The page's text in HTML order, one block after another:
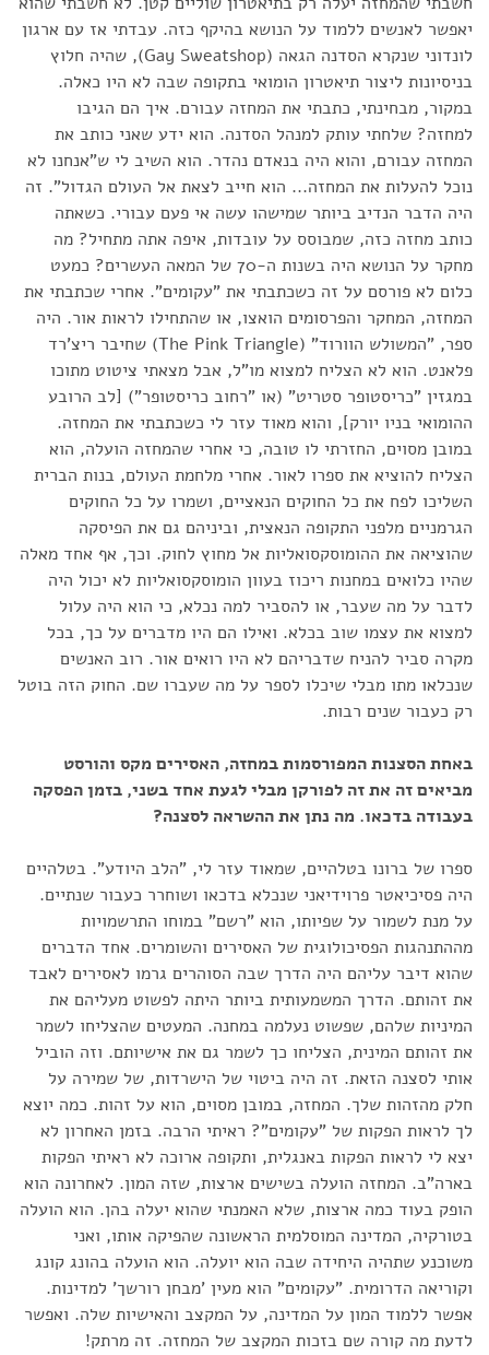
יאפשר לאנשים ללמוד על הנושא בהיקף כזה. עבדתי אז עם ארגון
לונדוני שנקרא הסדנה הגאה (Gay Sweatshop), שהיה חלוץ
בניסיונות ליצור תיאטרון הומואי בתקופה שבה לא היו כאלה.
במקור, מבחינתי, כתבתי את המחזה עבורם. איך הם הגיבו
למחזה? שלחתי עותק למנהל הסדנה. הוא ידע שאני כותב את
המחזה עבורם, והוא היה בנאדם נהדר. הוא השיב לי ש"אנחנו לא
נוכל להעלות את המחזה... הוא חייב לצאת אל העולם הגדול". זה
היה הדבר הנדיב ביותר שמישהו עשה אי פעם עבורי. כשאתה
כותב מחזה כזה, שמבוסס על עובדות, איפה אתה מתחיל? מה
מחקר על הנושא היה בשנות ה-70 של המאה העשרים? כמעט
כלום לא פורסם על זה כשכתבתי את "עקומים". אחרי שכתבתי את
המחזה, המחקר והפרסומים הואצו, או שהתחילו לראות אור. היה
ספר, "המשולש הוורוד" (The Pink Triangle) שחיבר ריצ'רד
פלאנט. הוא לא הצליח למצוא מו"ל, אבל מצאתי ציטוט מתוכו
במגזין "כריסטופר סטריט" (או "רחוב כריסטופר") [לב הרובע
ההומואי בניו יורק], והוא מאוד עזר לי כשכתבתי את המחזה.
במובן מסוים, החזרתי לו טובה, כי אחרי שהמחזה הועלה, הוא
הצליח להוציא את ספרו לאור. אחרי מלחמת העולם, בנות הברית
השליכו לפח את כל החוקים הנאציים, ושמרו על כל החוקים
הגרמניים מלפני התקופה הנאצית, וביניהם גם את הפיסקה
שהוציאה את ההומוסקסואליות אל מחוץ לחוק. וכך, אף אחד מאלה
שהיו כלואים במחנות ריכוז בעוון הומוסקסואליות לא יכול היה
לדבר על מה שעבר, או להסביר למה נכלא, כי הוא היה עלול
למצוא את עצמו שוב בכלא. ואילו הם היו מדברים על כך, בכל
מקרה סביר להניח שדבריהם לא היו רואים אור. רוב האנשים
שנכלאו מתו מבלי שיכלו לספר על מה שעברו שם. החוק הזה בוטל
רק כעבור שנים רבות.
באחת הסצנות המפורסמות במחזה, האסירים מקס והורסט
מביאים זה את זה לפורקן מבלי לגעת אחד בשני, בזמן הפסקה
בעבודה בדכאו. מה נתן את ההשראה לסצנה?
ספרו של ברונו בטלהיים, שמאוד עזר לי, "הלב היודע". בטלהיים
היה פסיכיאטר פרוידיאני שנכלא בדכאו ושוחרר כעבור שנתיים.
על מנת לשמור על שפיותו, הוא "רשם" במוחו התרשמויות
מההתנהגות הפסיכולוגית של האסירים והשומרים. אחד הדברים
שהוא דיבר עליהם היה הדרך שבה הסוהרים גרמו לאסירים לאבד
את זהותם. הדרך המשמעותית ביותר היתה לפשוט מעליהם את
המיניות שלהם, שפשוט נעלמה במחנה. המעטים שהצליחו לשמר
את זהותם המינית, הצליחו כך לשמר גם את אישיותם. וזה הוביל
אותי לסצנה הזאת. זה היה ביטוי של הישרדות, של שמירה על
חלק מהזהות שלך. המחזה, במובן מסוים, הוא על זהות. כמה יוצא
לך לראות הפקות של "עקומים"? ראיתי הרבה. בזמן האחרון לא
יצא לי לראות הפקות באנגלית, ותקופה ארוכה לא ראיתי הפקות
בארה"ב. המחזה הועלה בשישים ארצות, שזה המון. לאחרונה הוא
הופק בעוד כמה ארצות, שלא האמנתי שהוא יעלה בהן. הוא הועלה
בטורקיה, המדינה המוסלמית הראשונה שהפיקה אותו, ואני
משוכנע שתהיה היחידה שבה הוא יועלה. הוא הועלה בהונג קונג
וקוריאה הדרומית. "עקומים" הוא מעין 'מבחן רורשך' למדינות.
אפשר ללמוד המון על המדינה, על המקצב והאישיות שלה. ואפשר
לדעת מה קורה שם בזכות המקצב של המחזה. זה מרתק!